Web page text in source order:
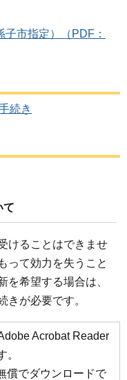
市指定）（PDF：
続き
て
けることはできませ
って効力を失うこと
を希望する場合は、
きが必要です。
Acrobat Reader
。
償でダウンロードで